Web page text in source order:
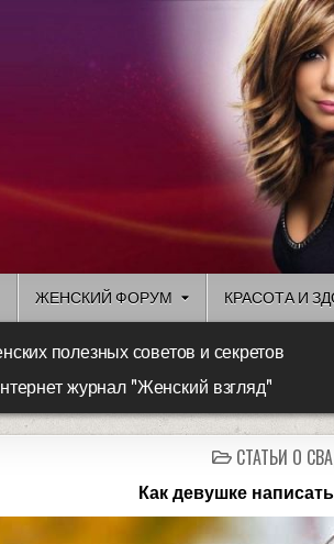
ЖЕНСКИЙ ФОРУМ КРАСОТА И
полезных советов и секретов
журнал "Женский взгляд"
СТАТЬИ О
Как девушке